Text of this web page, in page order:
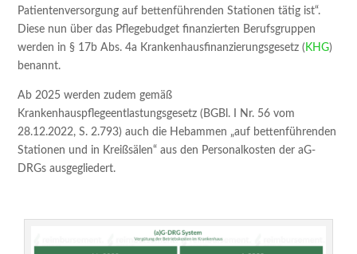
Patientenversorgung auf bettenführenden Stationen tätig ist“.
Diese nun über das Pflegebudget finanzierten Berufsgruppen
werden in § 17b Abs. 4a Krankenhausfinanzierungsgesetz ( KHG)
benannt.
Ab 2025 werden zudem gemäß
Krankenhauspflegeentlastungsgesetz (BGBl. I Nr. 56 vom
28.12.2022, S. 2.793) auch die Hebammen „auf bettenführenden
Stationen und in Kreißsälen“ aus den Personalkosten der aG-
DRGs ausgegliedert.